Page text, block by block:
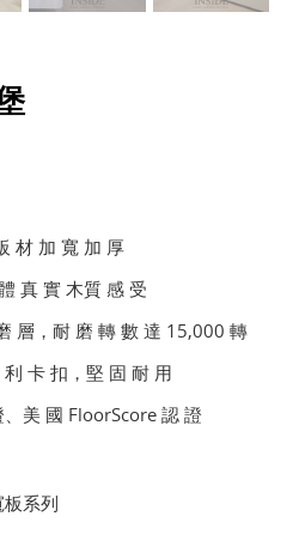
材 加 寬 加 厚
真 實 木質 感 受
層，耐 磨 轉 數 達 15,000 轉
卡 扣，堅 固 耐 用
美 國 FloorScore 認 證
系列